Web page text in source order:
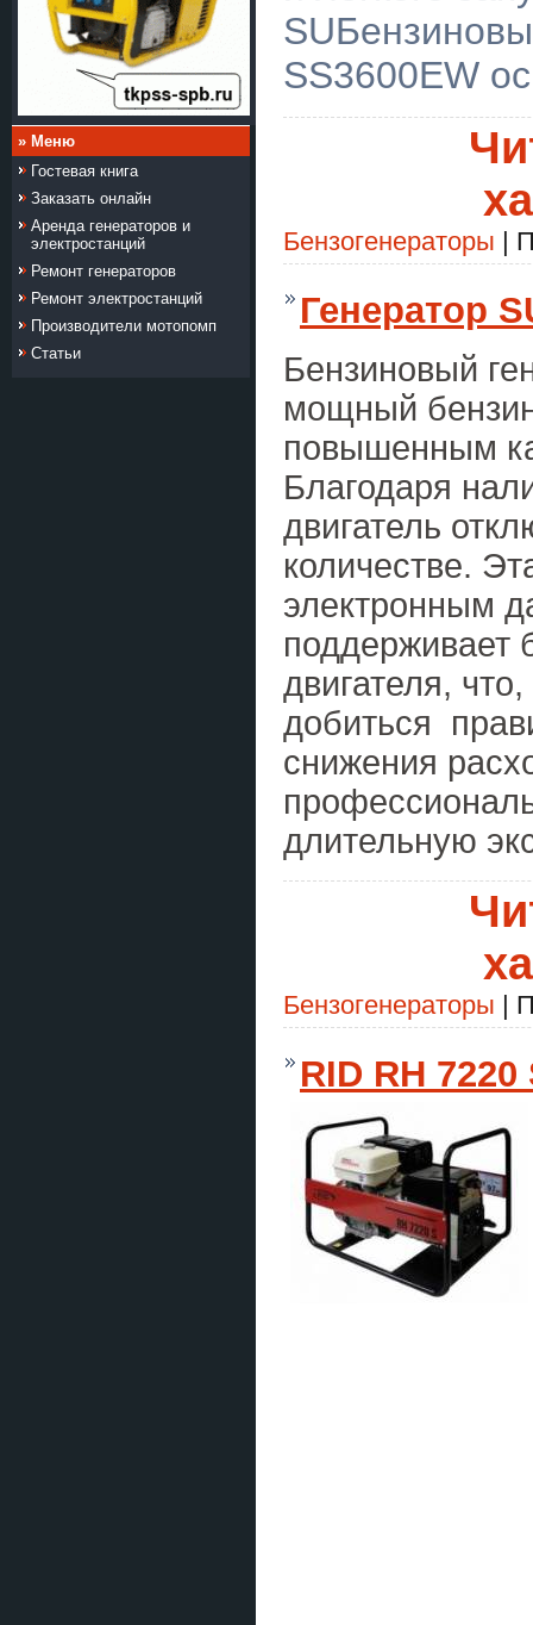
» Меню
Гостевая книга
Заказать онлайн
Аренда генераторов и
электростанций
Ремонт генераторов
Ремонт электростанций
Производители мотопомп
Статьи
SS3600EW
Бензогенераторы |
Генератор
Бензиновый
мощный
повышенным
Благодаря
двигатель
количестве.
электронным
поддерживает
двигателя,
добиться
снижения
длительную
Бензогенераторы |
RID RH